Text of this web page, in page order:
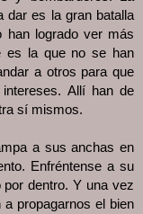
dar es la gran batalla
han logrado ver más
es la que no se han
a otros para que
Allí han de
sí mismos.
a sus anchas en
Enfréntense a su
dentro. Y una vez
propagarnos el bien